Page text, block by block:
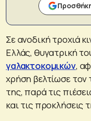
Σε ανοδική τροχιά
Ελλάς, θυγατρική
γαλακτοκομικών,
χρήση βελτίωσε τον
της, παρά τις
και τις προκλήσεις